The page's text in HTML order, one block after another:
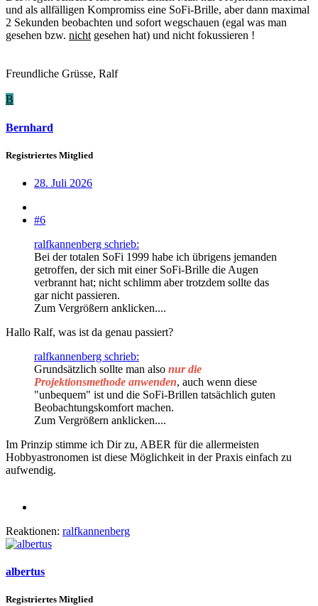
und als allfälligen Kompromiss eine SoFi-Brille, aber dann maximal
2 Sekunden beobachten und sofort wegschauen (egal was man
gesehen bzw. nicht gesehen hat) und nicht fokussieren !
Freundliche Grüsse, Ralf
B
Bernhard
Registriertes Mitglied
28. Juli 2026
#6
ralfkannenberg schrieb:
Bei der totalen SoFi 1999 habe ich übrigens jemanden
getroffen, der sich mit einer SoFi-Brille die Augen
verbrannt hat; nicht schlimm aber trotzdem sollte das
gar nicht passieren.
Zum Vergrößern anklicken....
Hallo Ralf, was ist da genau passiert?
ralfkannenberg schrieb:
Grundsätzlich sollte man also nur die
Projektionsmethode anwenden, auch wenn diese
"unbequem" ist und die SoFi-Brillen tatsächlich guten
Beobachtungskomfort machen.
Zum Vergrößern anklicken....
Im Prinzip stimme ich Dir zu, ABER für die allermeisten
Hobbyastronomen ist diese Möglichkeit in der Praxis einfach zu
aufwendig.
Reaktionen: ralfkannenberg
albertus
Registriertes Mitglied